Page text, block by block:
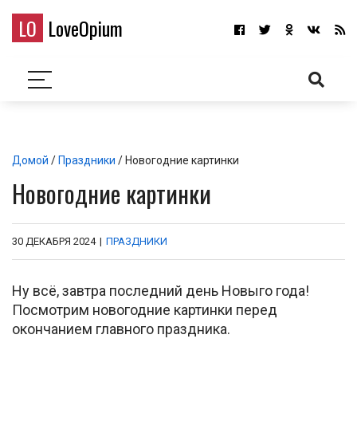
LO LoveOpium
Домой / Праздники / Новогодние картинки
Новогодние картинки
30 ДЕКАБРЯ 2024 | ПРАЗДНИКИ
Ну всё, завтра последний день Новыго года!
Посмотрим новогодние картинки перед
окончанием главного праздника.